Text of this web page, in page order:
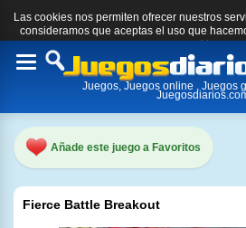
Las cookies nos permiten ofrecer nuestros
consideramos que aceptas el uso que
cookies.
Toggle
Juegos, Juegos online , Juegos
Añade este juego a Favoritos
Fierce Battle Breakout